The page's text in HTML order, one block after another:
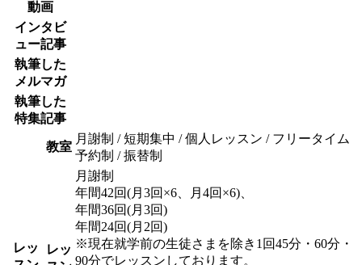
動画
インタビ
ュー記事
執筆した
メルマガ
執筆した
特集記事
レッ
教室
月謝制 / 短期集中 / 個人レッスン / フリータイム
予約制 / 振替制
レッ
月謝制
年間42回(月3回×6、月4回×6)、
年間36回(月3回)
年間24回(月2回)
※現在就学前の生徒さまを除き1回45分・60分・
90分でレッスンしております。